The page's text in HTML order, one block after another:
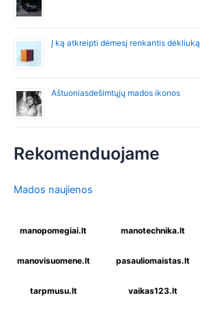
Į ką atkreipti dėmesį renkantis
Aštuoniasdešimtųjų mados ikonos
Rekomenduojame
Mados naujienos
manopomegiai.lt manotechnika.lt
manovisuomene.lt pasauliomaistas.lt
tarpmusu.lt vaikas123.lt